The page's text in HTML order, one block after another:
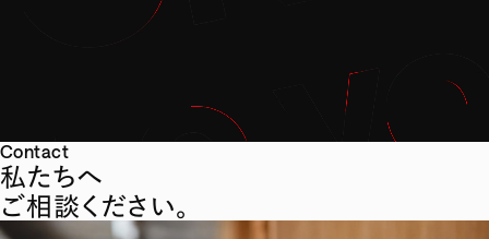
Contact
私たちへ
ご相談ください。